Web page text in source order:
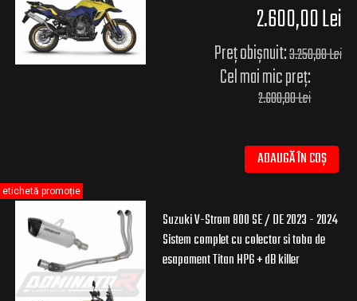
2.600,00 Lei
Preț obișnuit:3.250,00 Lei
Cel mai mic preț:
2.600,00 Lei
ADAUGĂ ÎN COȘ
Suzuki V-Strom 800 SE / DE 2023 - 2024
Sistem complet cu colector si toba de
esapament Titan HP6 + dB killer
etichetă promoție